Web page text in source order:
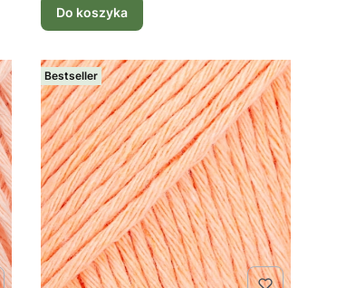
Do koszyka
Bestseller